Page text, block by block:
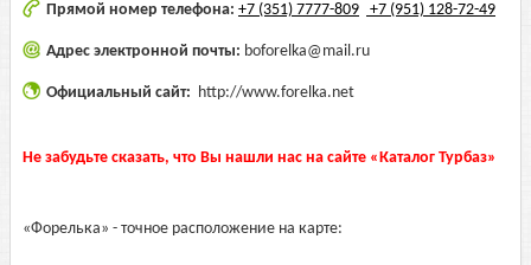
Прямой номер телефона: +7 (351) 7777-809 +7 (951) 128-72-49
Адрес электронной почты: boforelka@mail.ru
Официальный сайт: http://www.forelka.net
Не забудьте сказать, что Вы нашли нас на сайте «Каталог Турбаз»
«Форелька» - точное расположение на карте: